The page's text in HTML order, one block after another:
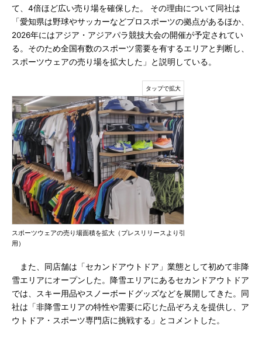
て、4倍ほど広い売り場を確保した。 その理由について同社は
「愛知県は野球やサッカーなどプロスポーツの拠点があるほか、
2026年にはアジア・アジアパラ競技大会の開催が予定されてい
る。そのため全国有数のスポーツ需要を有するエリアと判断し、
スポーツウェアの売り場を拡大した」と説明している。
スポーツウェアの売り場面積を拡大（プレスリリースより引
用）
また、同店舗は「セカンドアウトドア」業態として初めて非降
雪エリアにオープンした。降雪エリアにあるセカンドアウトドア
では、スキー用品やスノーボードグッズなどを展開してきた。同
社は「非降雪エリアの特性や需要に応じた品ぞろえを提供し、ア
ウトドア・スポーツ専門店に挑戦する」とコメントした。